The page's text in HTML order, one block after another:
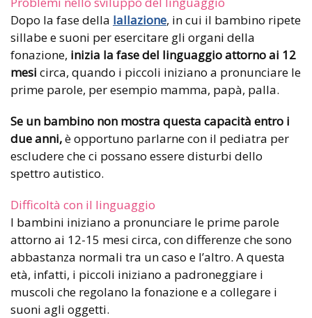
Dopo la fase della lallazione, in cui il bambino ripete
sillabe e suoni per esercitare gli organi della
fonazione, inizia la fase del linguaggio attorno ai 12
mesi circa, quando i piccoli iniziano a pronunciare le
prime parole, per esempio mamma, papà, palla.
Se un bambino non mostra questa capacità entro i
due anni,è opportuno parlarne con il pediatra per
escludere che ci possano essere disturbi dello
spettro autistico.
Difficoltà con il linguaggio
I bambini iniziano a pronunciare le prime parole
attorno ai 12-15 mesi circa, con differenze che sono
abbastanza normali tra un caso e l’altro. A questa
età, infatti, i piccoli iniziano a padroneggiare i
muscoli che regolano la fonazione e a collegare i
suoni agli oggetti.